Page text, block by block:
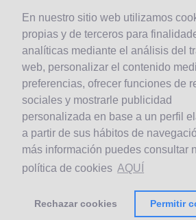
En nuestro sitio web utilizamos
propias y de terceros para
analíticas mediante el análisis del
web, personalizar el contenido
preferencias, ofrecer funciones de
sociales y mostrarle publicidad
personalizada en base a un perfil
a partir de sus hábitos de
más información puedes consultar
política de cookies AQUÍ
Rechazar cookies Permitir
Diseñado por